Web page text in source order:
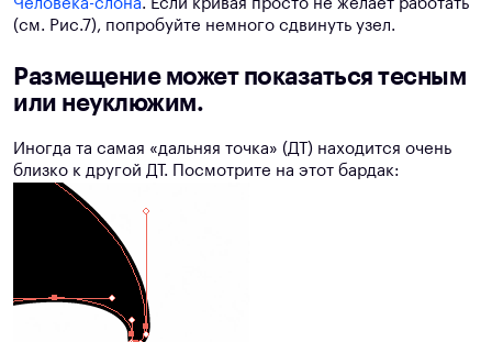
Человека-слона. Если кривая просто не желает работать
(см. Рис.7), попробуйте немного сдвинуть узел.
Размещение может показаться тесным
или неуклюжим.
Иногда та самая «дальняя точка» (ДТ) находится очень
близко к другой ДТ. Посмотрите на этот бардак: